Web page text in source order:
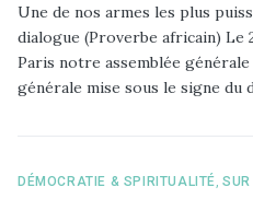
Une de nos armes les plus
dialogue (Proverbe africain) Le
Paris notre assemblée générale
générale mise sous le signe du
DÉMOCRATIE & SPIRITUALITÉ SUR